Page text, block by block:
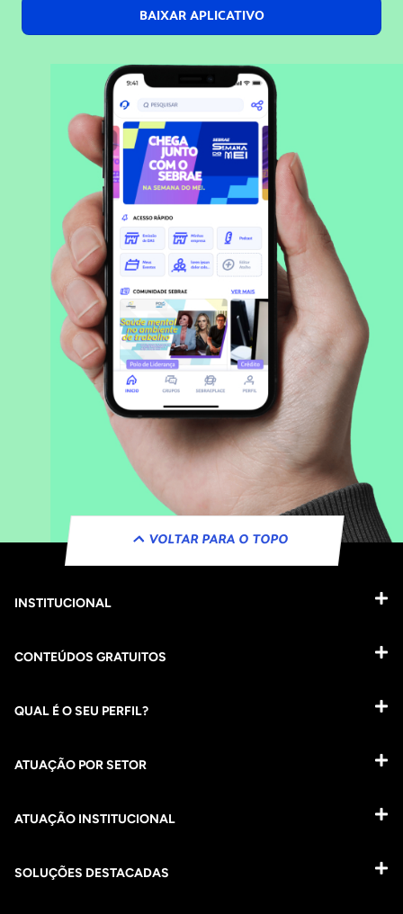
BAIXAR APLICATIVO
VOLTAR PARA O TOPO
INSTITUCIONAL
CONTEÚDOS GRATUITOS
QUAL É O SEU PERFIL?
ATUAÇÃO POR SETOR
ATUAÇÃO INSTITUCIONAL
SOLUÇÕES DESTACADAS